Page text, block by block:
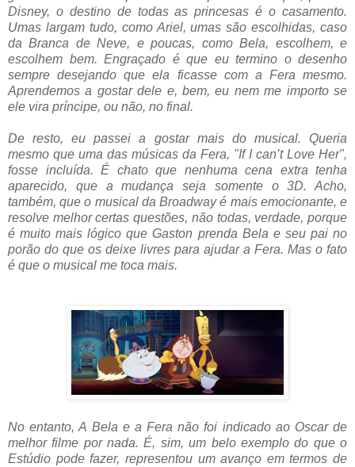
Disney, o destino de todas as princesas é o casamento.
Umas largam tudo, como Ariel, umas são escolhidas, caso
da Branca de Neve, e poucas, como Bela, escolhem, e
escolhem bem. Engraçado é que eu termino o desenho
sempre desejando que ela ficasse com a Fera mesmo.
Aprendemos a gostar dele e, bem, eu nem me importo se
ele vira príncipe, ou não, no final.
De resto, eu passei a gostar mais do musical. Queria
mesmo que uma das músicas da Fera, "If I can’t Love Her",
fosse incluída. É chato que nenhuma cena extra tenha
aparecido, que a mudança seja somente o 3D. Acho,
também, que o musical da Broadway é mais emocionante, e
resolve melhor certas questões, não todas, verdade, porque
é muito mais lógico que Gaston prenda Bela e seu pai no
porão do que os deixe livres para ajudar a Fera. Mas o fato
é que o musical me toca mais.
No entanto, A Bela e a Fera não foi indicado ao Oscar de
melhor filme por nada. É, sim, um belo exemplo do que o
Estúdio pode fazer, representou um avanço em termos de